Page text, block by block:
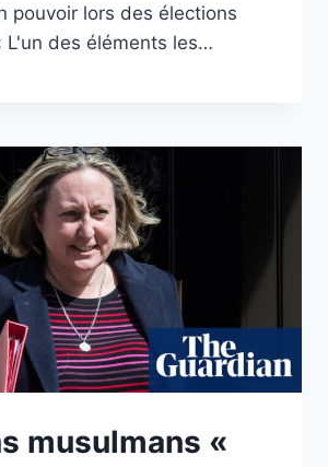
pouvoir lors des élections
L'un des éléments les…
musulmans «